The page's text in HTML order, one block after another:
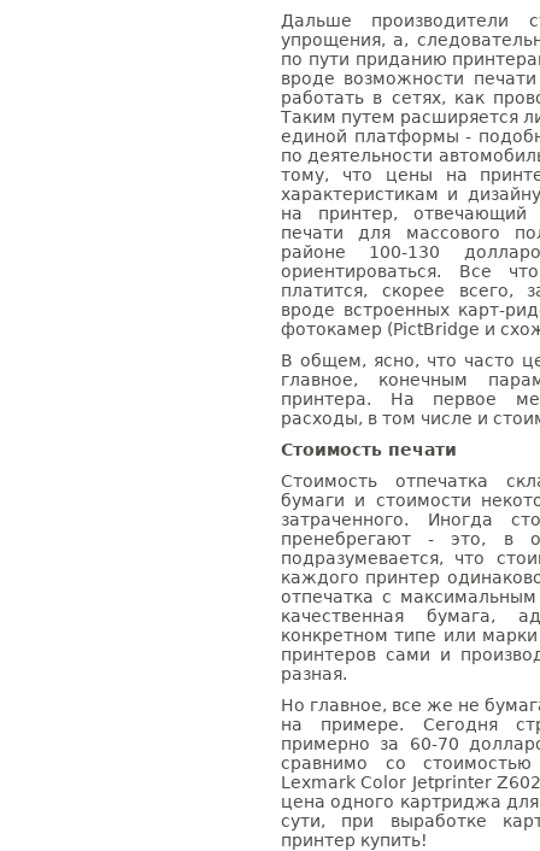
Дальше производители
упрощения, а,
по пути приданию
вроде возможности
работать в сетях, как
Таким путем расширяется
единой платформы -
по деятельности
тому, что цены на
характеристикам и
на принтер, отвечающий
печати для массового
районе 100-130
ориентироваться. Все
платится, скорее всего,
вроде встроенных карт-
фотокамер (PictBridge и
В общем, ясно, что часто
главное, конечным
принтера. На первое
расходы, в том числе и
Стоимость печати
Стоимость отпечатка
бумаги и стоимости
затраченного. Иногда
пренебрегают - это, в
подразумевается, что
каждого принтер
отпечатка с
качественная бумага,
конкретном типе или
принтеров сами и
разная.
Но главное, все же не
на примере. Сегодня
примерно за 60-70
сравнимо со
Lexmark Color Jetprinter
цена одного картриджа
сути, при выработке
принтер купить!